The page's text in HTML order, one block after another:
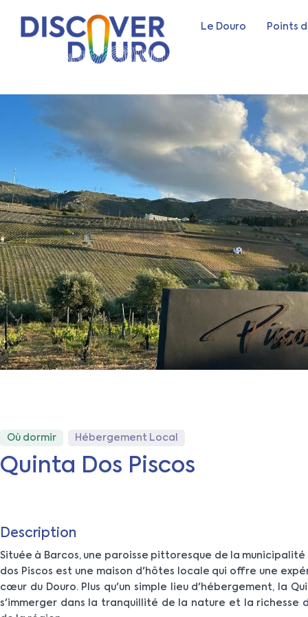
Le Douro Points
Où dormir Hébergement Local
Quinta Dos Piscos
Description
Située à Barcos, une paroisse pittoresque de la municipalité
dos Piscos est une maison d'hôtes locale qui offre une
cœur du Douro. Plus qu'un simple lieu d'hébergement, la
s'immerger dans la tranquillité de la nature et la richesse